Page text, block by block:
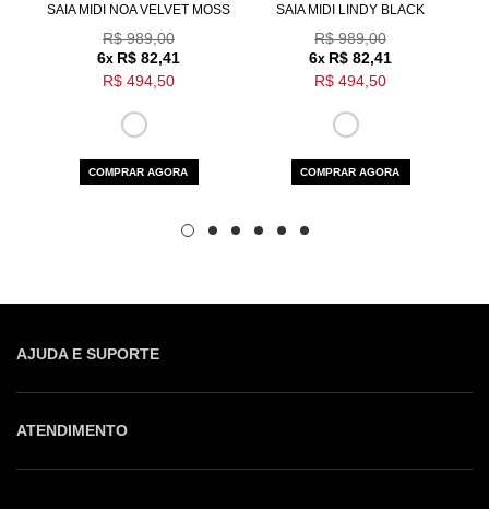
SAIA MIDI NOA VELVET MOSS
R$ 989,00
6x R$ 82,41
R$ 494,50
COMPRAR AGORA
SAIA MIDI LINDY BLACK
R$ 989,00
6x R$ 82,41
R$ 494,50
COMPRAR AGORA
AJUDA E SUPORTE
ATENDIMENTO